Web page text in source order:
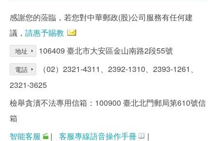
感謝您的蒞臨，若您對中華郵政(股)公司服務有任何建
議， 請惠予賜教
地址 106409 臺北市大安區金山南路2段55號
電話
（02）2321-4311、2392-1310、2393-1261、
2321-3625
檢舉貪瀆不法專用信箱：100900 臺北北門郵局第610號信
箱
智能客服
| 客服專線語音操作手冊 |